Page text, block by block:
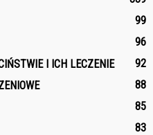
99
96
I ICH LECZENIE
92
88
85
83